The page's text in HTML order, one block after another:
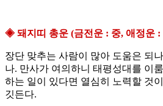
◈ 돼지띠 총운 (금전운 : 중, 애정운 :
장단 맞추는 사람이 많아 도움은 되
나. 만사가 여의하니 태평성대를 이
하는 일이 있다면 열심히 노력할 것
깃든다.